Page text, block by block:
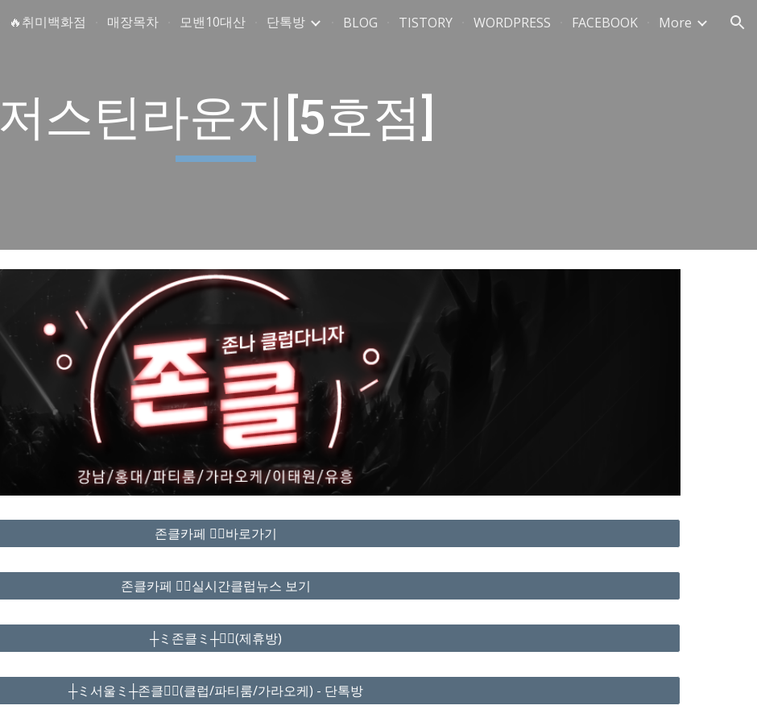
Skip to main content Skip to navigation
🔥취미백화점 매장목차 모밴10대산 단톡방 BLOG TISTORY WORDPRESS FACEBOOK More
저스틴라운지[5호점]
존클카페 ❤️‍🔥바로가기
존클카페 ❤️‍🔥실시간클럽뉴스 보기
┼ミ존클ミ┼❤️‍🔥(제휴방)
┼ミ서울ミ┼존클❤️‍🔥(클럽/파티룸/가라오케) - 단톡방